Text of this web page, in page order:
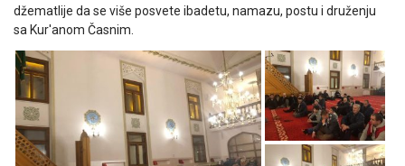
džematlije da se više posvete ibadetu, namazu, postu i druženju
sa Kur'anom Časnim.